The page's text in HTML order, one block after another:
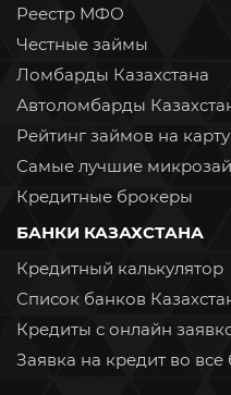
Реестр МФО
Честные займы
Ломбарды Казахстана
Автоломбарды
Рейтинг займов на карту
Самые лучшие
Кредитные брокеры
БАНКИ КАЗАХСТАНА
Кредитный калькулятор
Список банков
Кредиты с онлайн
Заявка на кредит во все